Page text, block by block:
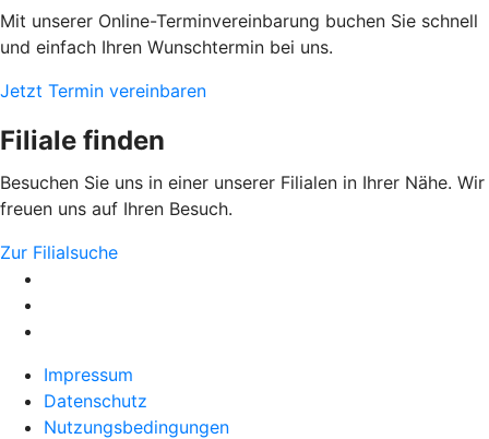
Mit unserer Online-Terminvereinbarung buchen Sie schnell
und einfach Ihren Wunschtermin bei uns.
Jetzt Termin vereinbaren
Filiale finden
Besuchen Sie uns in einer unserer Filialen in Ihrer Nähe. Wir
freuen uns auf Ihren Besuch.
Zur Filialsuche
Impressum
Datenschutz
Nutzungsbedingungen